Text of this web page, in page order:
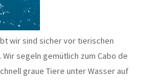
wir sind sicher vor tierischen
segeln gemütlich zum Cabo de
graue Tiere unter Wasser auf